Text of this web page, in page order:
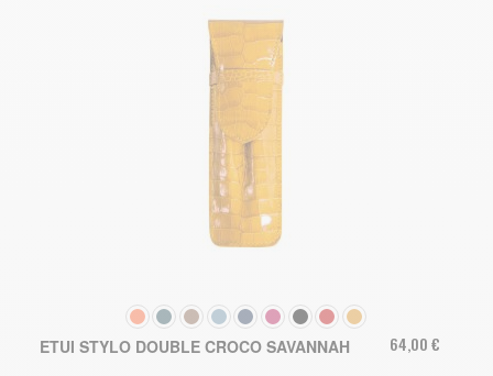
COULEUR
ETUI STYLO DOUBLE CROCO SAVANNAH 64,00 €